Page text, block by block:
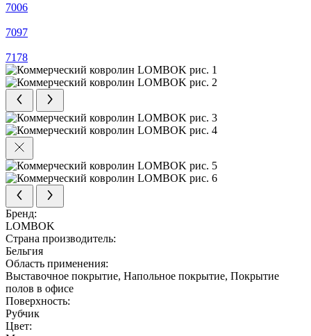
7006
7097
7178
Бренд:
LOMBOK
Страна производитель:
Бельгия
Область применения:
Выставочное покрытие, Напольное покрытие, Покрытие
полов в офисе
Поверхность:
Рубчик
Цвет: